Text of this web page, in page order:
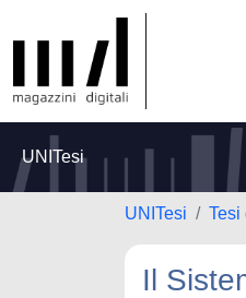
UNITesi
UNITesi Tesi
Il